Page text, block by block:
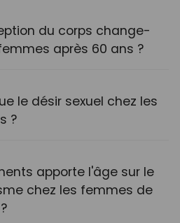
du corps change-
après 60 ans ?
le désir sexuel chez les
?
apporte l'âge sur le
chez les femmes de